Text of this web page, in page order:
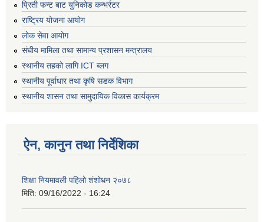
प्रिती फन्ट बाट युनिकोड कन्भर्रटर
राष्ट्रिय योजना आयोग
लोक सेवा आयोग
संघीय मामिला तथा सामान्य प्रशासन मन्त्रालय
स्थानीय तहको लागि ICT ब्लग
स्थानीय पूर्वाधार तथा कृषि सडक विभाग
स्थानीय शासन तथा सामुदायिक विकास कार्यक्रम
ऐन, कानुन तथा निर्देशिका
शिक्षा नियमावली पहिलो शंशोधन २०७८
मिति: 09/16/2022 - 16:24